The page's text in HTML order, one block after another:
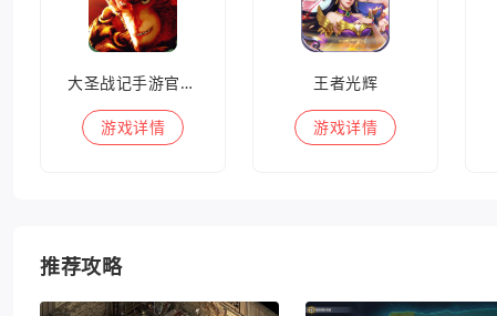
大圣战记手游官方版
游戏详情
王者光辉
游戏详情
推荐攻略